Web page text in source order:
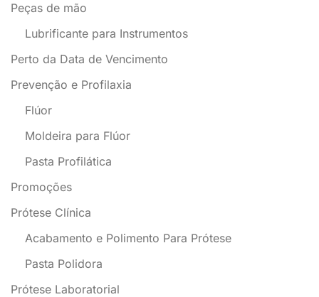
Peças de mão
Lubrificante para Instrumentos
Perto da Data de Vencimento
Prevenção e Profilaxia
Flúor
Moldeira para Flúor
Pasta Profilática
Promoções
Prótese Clínica
Acabamento e Polimento Para Prótese
Pasta Polidora
Prótese Laboratorial